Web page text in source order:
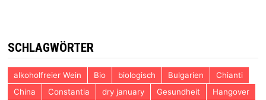
SCHLAGWÖRTER
alkoholfreier Wein Bio biologisch Bulgarien
Chianti
China
Constantia dry january Gesundheit
Hangover